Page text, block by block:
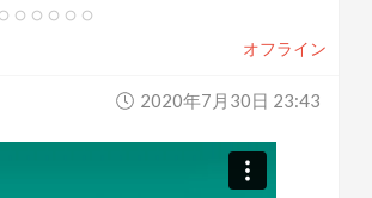
オフライン
2020年7月30日 23:43